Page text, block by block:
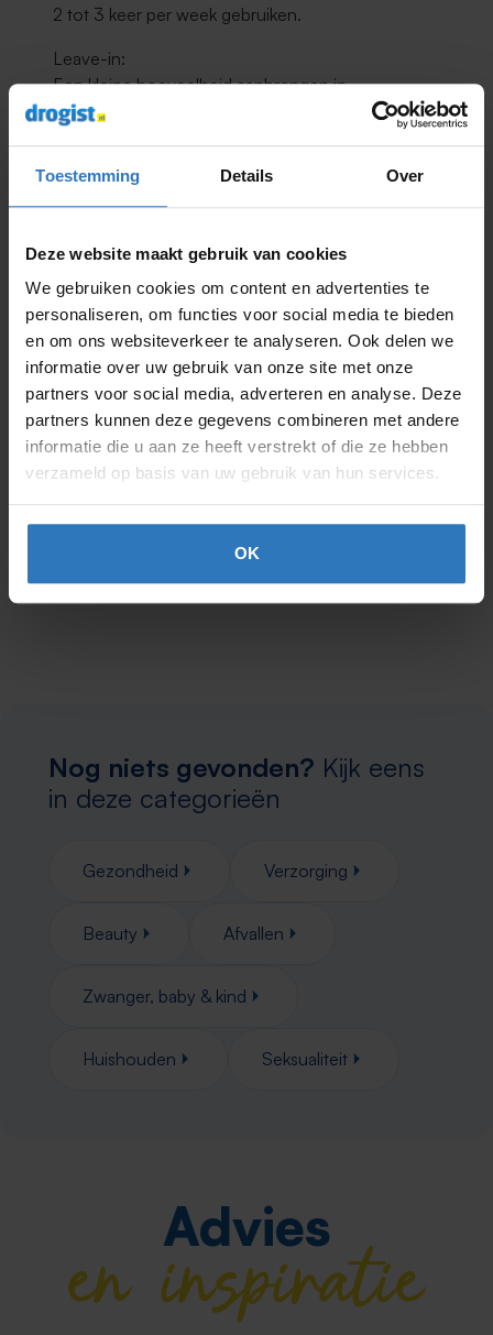
Toestemming Details Over
Deze website maakt gebruik van cookies
We gebruiken cookies om content en advertenties te
personaliseren, om functies voor social media te bieden
en om ons websiteverkeer te analyseren. Ook delen we
informatie over uw gebruik van onze site met onze
partners voor social media, adverteren en analyse. Deze
partners kunnen deze gegevens combineren met andere
informatie die u aan ze heeft verstrekt of die ze hebben
verzameld op basis van uw gebruik van hun services.
OK
2 tot 3 keer per week gebruiken.
Leave-in:
Een kleine hoeveelheid aanbrengen in
handdoekdroge of droge haarpunten na het
Bewaaradvies
Afgesloten bewaren, buiten bereik van kinderen.
Alleen voor uitwendig gebruik.
Productnummer: 9001677099
Inhoud: 400ML
Substantie: Crème
Nog niets gevonden? Kijk eens
in deze categorieën
Gezondheid Verzorging
Beauty Afvallen
Zwanger, baby & kind
Huishouden Seksualiteit
Advies
en inspiratie